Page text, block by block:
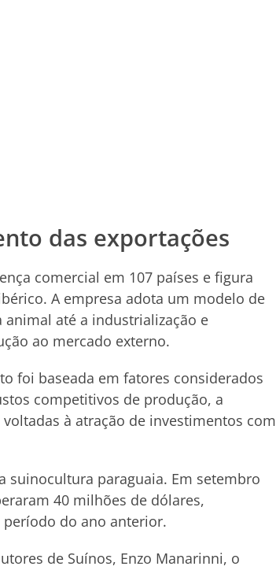
das exportações
comercial em 107 países e figura
A empresa adota um modelo de
animal até a industrialização e
ao mercado externo.
foi baseada em fatores considerados
competitivos de produção, a
à atração de investimentos com
suinocultura paraguaia. Em setembro
40 milhões de dólares,
do ano anterior.
de Suínos, Enzo Manarinni, o